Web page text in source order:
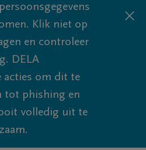
Klik niet op
en controleer
DELA
acties om dit te
tot phishing en
volledig uit te